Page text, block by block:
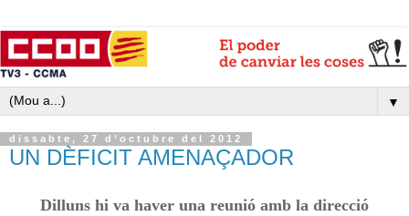
▼
dissabte, 27 d’octubre del 2012
UN DÈFICIT AMENAÇADOR
Dilluns hi va haver una reunió amb la direcció